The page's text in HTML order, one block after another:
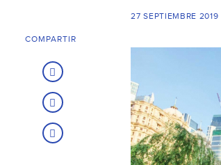
27 SEPTIEMBRE 2019
COMPARTIR